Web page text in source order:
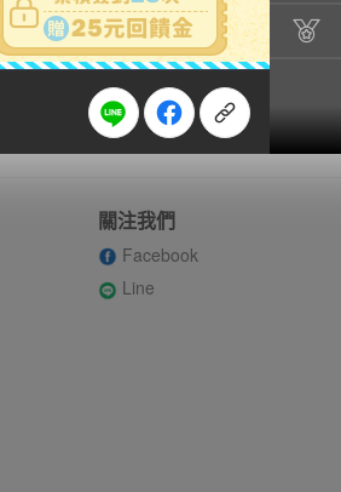
運送損壞全額理賠
關注我們
Facebook
Line